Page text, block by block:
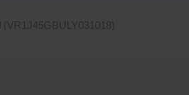
(VR1J45GBULY031018)